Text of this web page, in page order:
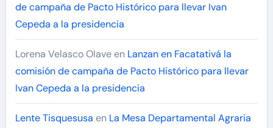
de campaña de Pacto Histórico para llevar Ivan
Cepeda a la presidencia
Lorena Velasco Olaveen Lanzan en Facatativá la
comisión de campaña de Pacto Histórico para llevar
Ivan Cepeda a la presidencia
Lente Tisquesusa en La Mesa Departamental Agraria